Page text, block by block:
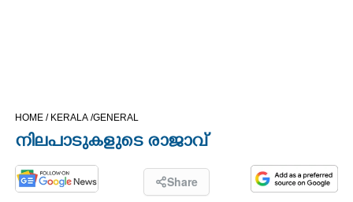
OPINION
HOME / KERALA /GENERAL
നിലപാടുകളുടെ രാജാവ്
Share